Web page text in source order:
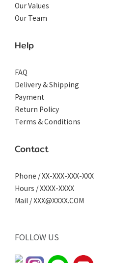
Our Values
Our Team
Help
FAQ
Delivery & Shipping
Payment
Return Policy
Terms & Conditions
Contact
Phone / XX-XXX-XXX-XXX
Hours / XXXX-XXXX
Mail / XXX@XXXX.COM
FOLLOW US